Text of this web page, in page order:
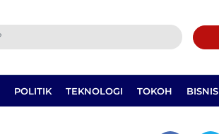
POLITIK TEKNOLOGI TOKOH BISNIS